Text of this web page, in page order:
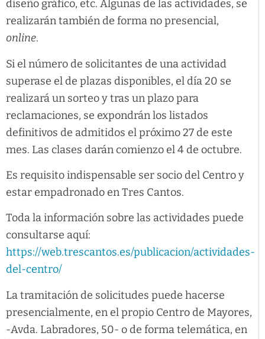
diseño gráfico, etc. Algunas de las actividades, se
realizarán también de forma no presencial,
online.
Si el número de solicitantes de una actividad
superase el de plazas disponibles, el día 20 se
realizará un sorteo y tras un plazo para
reclamaciones, se expondrán los listados
definitivos de admitidos el próximo 27 de este
mes. Las clases darán comienzo el 4 de octubre.
Es requisito indispensable ser socio del Centro y
estar empadronado en Tres Cantos.
Toda la información sobre las actividades puede
consultarse aquí:
https://web.trescantos.es/publicacion/actividades-
del-centro/
La tramitación de solicitudes puede hacerse
presencialmente, en el propio Centro de Mayores,
-Avda. Labradores, 50- o de forma telemática, en